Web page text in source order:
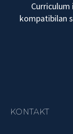
kompatibilan
KONTAKT